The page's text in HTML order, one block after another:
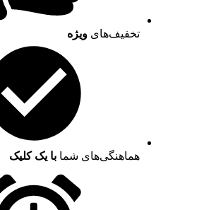
تخفیف‌های ویژه
هماهنگی‌های شما با یک کلیک